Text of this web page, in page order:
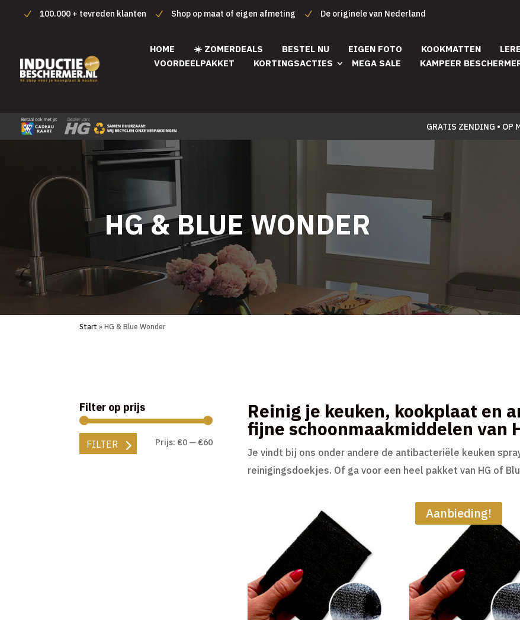
100.000 + tevreden klanten Shop op maat of eigen afmeting De originele van Nederland
HOME ☀️ ZOMERDEALS BESTEL NU EIGEN FOTO KOOKMATTEN
VOORDEELPAKKET
KORTINGSACTIES MEGA SALE KAMPEER
GRATIS ZENDING • OP
HG & BLUE WONDER
Start » HG & Blue Wonder
Filter op prijs
Min.
Max.
FILTER Prijs: €0— €60
Reinig je keuken, kookplaat en
fijne schoonmaakmiddelen van
Je vindt bij ons onder andere de antibacteriële keuken
reinigingsdoekjes. Of ga voor een heel pakket van HG of
Aanbieding!